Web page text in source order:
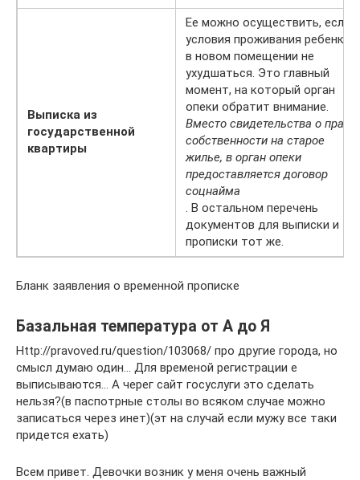
Выписка из
государственной
квартиры
Ее можно осуществить, если
условия проживания ребенка
в новом помещении не
ухудшаться. Это главный
момент, на который орган
опеки обратит внимание.
Вместо свидетельства о праве
собственности на старое
жилье, в орган опеки
предоставляется договор
соцнайма
. В остальном перечень
документов для выписки и
прописки тот же.
Бланк заявления о временной прописке
Базальная температура от А до Я
Http://pravoved.ru/question/103068/ про другие города, но
смысл думаю один… Для временой регистрации е
выписываются… А черег сайт госуслуги это сделать
нельзя?(в паспотрные столы во всяком случае можно
записаться через инет)(эт на случай если мужу все таки
придется ехать)
Всем привет. Девочки возник у меня очень важный